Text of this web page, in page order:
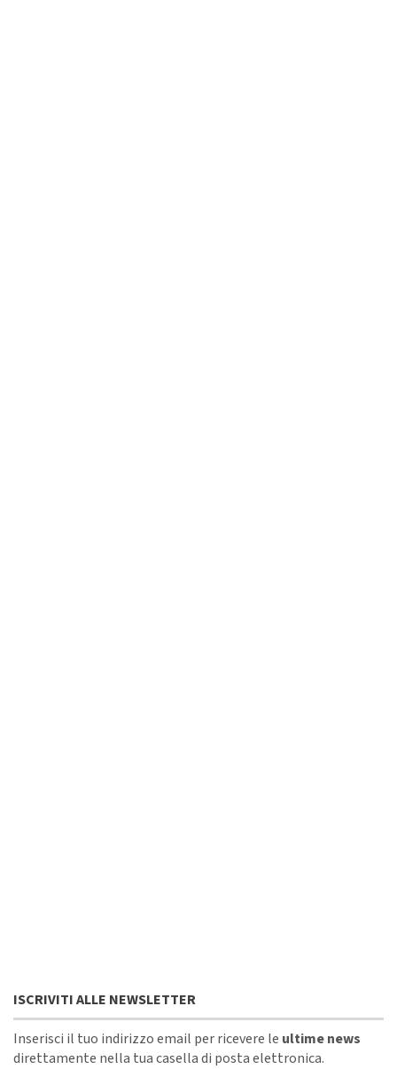
ISCRIVITI ALLE NEWSLETTER
Inserisci il tuo indirizzo email per ricevere le ultime news
direttamente nella tua casella di posta elettronica.